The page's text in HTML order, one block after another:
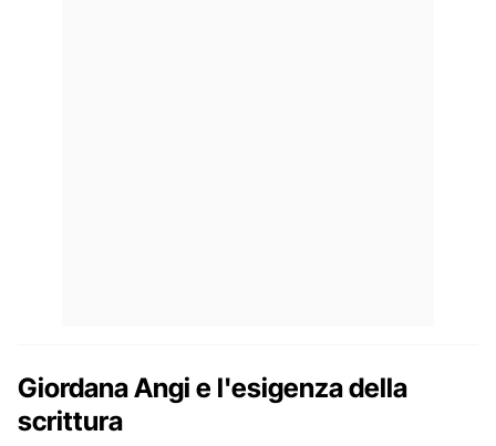
Giordana Angi e l'esigenza della
scrittura